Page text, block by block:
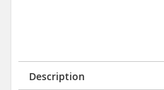
Description